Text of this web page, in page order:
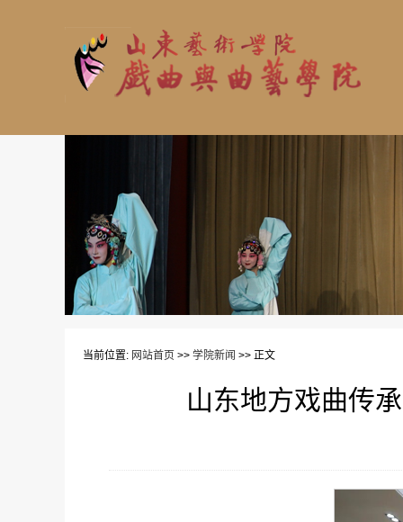
当前位置: 网站首页 >> 学院新闻 >> 正文
山东地方戏曲传